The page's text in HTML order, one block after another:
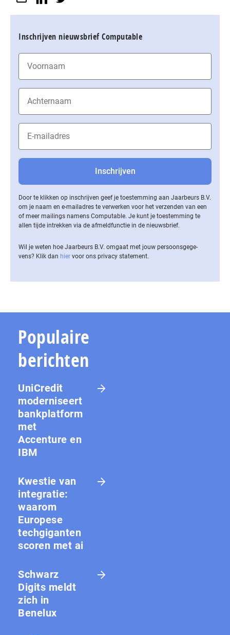
Inschrijven nieuwsbrief Computable
Door te klikken op inschrijven geef je toestemming aan Jaarbeurs B.V.
om je naam en e-mailadres te verwerken voor het verzenden van een
of meer mailings namens Computable. Je kunt je toestemming te
allen tijde intrekken via de af­meld­func­tie in de nieuwsbrief.
Wil je weten hoe Jaarbeurs B.V. omgaat met jouw per­soons­ge­ge­
vens? Klik dan hier voor ons privacy statement.
Populaire
berichten
UniCredit
moderniseert
bankplatform
met
Accenture en
IBM
Kwestie van
integratie:
waarom
Europese
techgiganten
scoren met ai
Schwarz
Digits meldt
zich in
Benelux